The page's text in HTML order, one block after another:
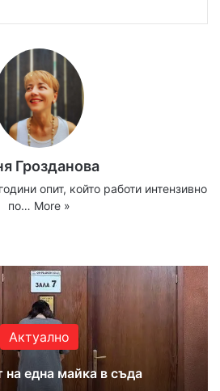
Грозданова
опит, който работи интензивно
по… More »
Актуално
една майка в съда